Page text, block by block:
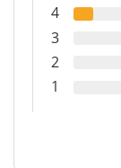
4
3
2
1